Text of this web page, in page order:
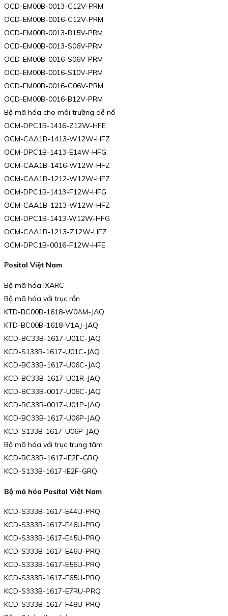
OCD-EM00B-0013-C12V-PRM
OCD-EM00B-0016-C12V-PRM
OCD-EM00B-0013-B15V-PRM
OCD-EM00B-0013-S06V-PRM
OCD-EM00B-0016-S06V-PRM
OCD-EM00B-0016-S10V-PRM
OCD-EM00B-0016-C06V-PRM
OCD-EM00B-0016-B12V-PRM
Bộ mã hóa cho môi trường dễ nổ
OCM-DPC1B-1416-Z12W-HFE
OCM-CAA1B-1413-W12W-HFZ
OCM-DPC1B-1413-E14W-HFG
OCM-CAA1B-1416-W12W-HFZ
OCM-CAA1B-1212-W12W-HFZ
OCM-DPC1B-1413-F12W-HFG
OCM-CAA1B-1213-W12W-HFZ
OCM-DPC1B-1413-W12W-HFG
OCM-CAA1B-1213-Z12W-HFZ
OCM-DPC1B-0016-F12W-HFE
Posital Việt Nam
Bộ mã hóa IXARC
Bộ mã hóa với trục rắn
KTD-BC00B-1618-W0AM-JAQ
KTD-BC00B-1618-V1AJ-JAQ
KCD-BC33B-1617-U01C-JAQ
KCD-S133B-1617-U01C-JAQ
KCD-BC33B-1617-U06C-JAQ
KCD-BC33B-1617-U01R-JAQ
KCD-BC33B-0017-U06C-JAQ
KCD-BC33B-0017-U01P-JAQ
KCD-BC33B-1617-U06P-JAQ
KCD-S133B-1617-U06P-JAQ
Bộ mã hóa với trục trung tâm
KCD-BC33B-1617-IE2F-GRQ
KCD-S133B-1617-IE2F-GRQ
Bộ mã hóa Posital Việt Nam
KCD-S333B-1617-E44U-PRQ
KCD-S333B-1617-E46U-PRQ
KCD-S333B-1617-E45U-PRQ
KCD-S333B-1617-E46U-PRQ
KCD-S333B-1617-E56U-PRQ
KCD-S333B-1617-E65U-PRQ
KCD-S333B-1617-E7RU-PRQ
KCD-S333B-1617-F48U-PRQ